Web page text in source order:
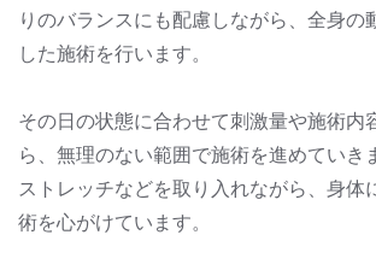
りのバランスにも配慮しながら、全身の
した施術を行います。
その日の状態に合わせて刺激量や施術内
ら、無理のない範囲で施術を進めていき
ストレッチなどを取り入れながら、身体
術を心がけています。